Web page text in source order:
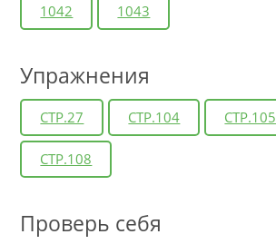
1042 1043
Упражнения
СТР.27 СТР.104 СТР.105
СТР.108
Проверь себя